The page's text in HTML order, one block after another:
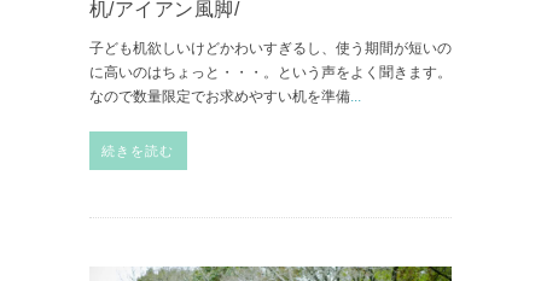
机/アイアン風脚/
子ども机欲しいけどかわいすぎるし、使う期間が短いの
に高いのはちょっと・・・。という声をよく聞きます。
なので数量限定でお求めやすい机を準備...
続きを読む